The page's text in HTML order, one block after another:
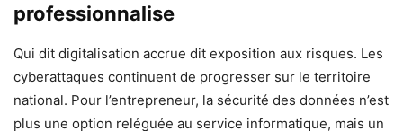
professionnalise
Qui dit digitalisation accrue dit exposition aux risques. Les
cyberattaques continuent de progresser sur le territoire
national. Pour l’entrepreneur, la sécurité des données n’est
plus une option reléguée au service informatique, mais un